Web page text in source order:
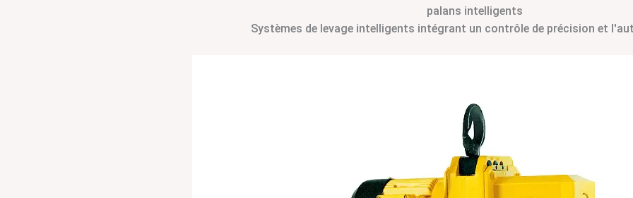
palans intelligents
Systèmes de levage intelligents intégrant un contrôle de précision et